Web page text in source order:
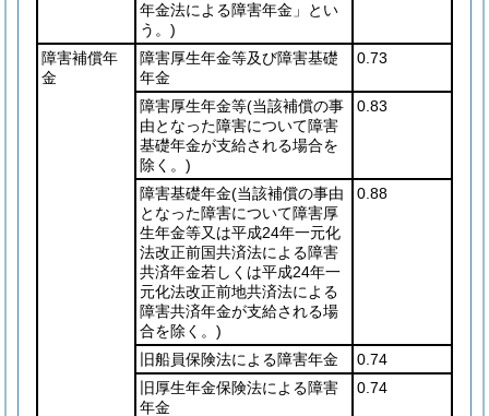
年金法による障害年金」とい
う。)
障害補償年
金
障害厚生年金等及び障害基礎
年金
0.73
障害厚生年金等(当該補償の事
由となった障害について障害
基礎年金が支給される場合を
除く。)
0.83
障害基礎年金(当該補償の事由
となった障害について障害厚
生年金等又は平成24年一元化
法改正前国共済法による障害
共済年金若しくは平成24年一
元化法改正前地共済法による
障害共済年金が支給される場
合を除く。)
0.88
旧船員保険法による障害年金
0.74
旧厚生年金保険法による障害
年金
0.74